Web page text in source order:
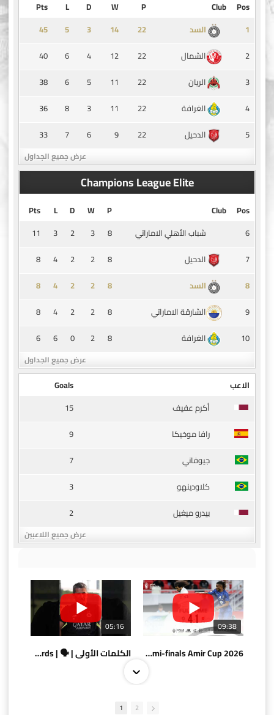
Pos
Club
P
W
D
L
Pts
1
السد ‏22
14
3
5
45
2
الشمال 22
12
4
6
40
3
الريان 22
11
5
6
38
4
الغرافة 22
11
3
8
36
5
الدحيل 22
9
6
7
33
عرض جميع الجداول
Champions League Elite
Pos
Club
P
W
D
L
Pts
6
شباب الأهلي الاماراتي 8
3
2
3
11
7
الدحيل 8
2
2
4
8
8
السد 8
2
2
4
8
9
الشارقة الاماراتي 8
2
2
4
8
10
الغرافة 8
2
0
6
6
عرض جميع الجداول
الاعب
Goals
أكرم عفيف
15
رافا موخيكا
9
جيوفاني
7
كلاودينهو
3
بيدرو ميغيل
2
عرض جميع اللاعبين
05:16
الكلمات الأولى | 🗣 | First words
09:38
AlSadd 4/1 AlDuhail - Semi-finals Amir Cup 2026 #السد/ الدحيل
1 2